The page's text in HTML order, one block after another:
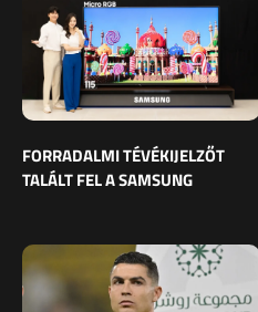
FORRADALMI TÉVÉKIJELZŐT
TALÁLT FEL A SAMSUNG